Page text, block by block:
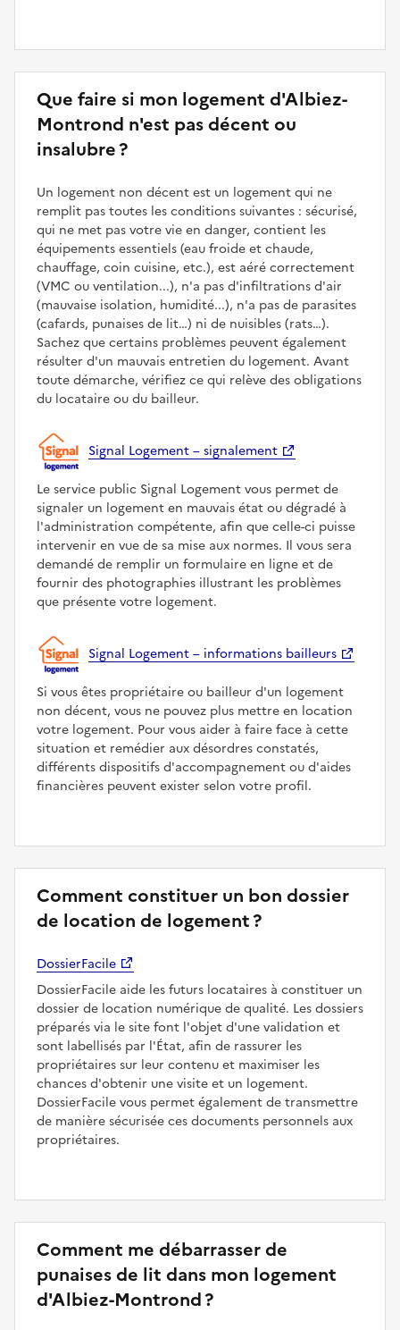
Que faire si mon logement d'Albiez-
Montrond n'est pas décent ou
insalubre ?
Un logement non décent est un logement qui ne
remplit pas toutes les conditions suivantes : sécurisé,
qui ne met pas votre vie en danger, contient les
équipements essentiels (eau froide et chaude,
chauffage, coin cuisine, etc.), est aéré correctement
(VMC ou ventilation...), n'a pas d'infiltrations d'air
(mauvaise isolation, humidité...), n'a pas de parasites
(cafards, punaises de lit…) ni de nuisibles (rats…).
Sachez que certains problèmes peuvent également
résulter d'un mauvais entretien du logement. Avant
toute démarche, vérifiez ce qui relève des obligations
du locataire ou du bailleur.
Signal Logement – signalement
Le service public Signal Logement vous permet de
signaler un logement en mauvais état ou dégradé à
l'administration compétente, afin que celle-ci puisse
intervenir en vue de sa mise aux normes. Il vous sera
demandé de remplir un formulaire en ligne et de
fournir des photographies illustrant les problèmes
que présente votre logement.
Signal Logement – informations bailleurs
Si vous êtes propriétaire ou bailleur d'un logement
non décent, vous ne pouvez plus mettre en location
votre logement. Pour vous aider à faire face à cette
situation et remédier aux désordres constatés,
différents dispositifs d'accompagnement ou d'aides
financières peuvent exister selon votre profil.
Comment constituer un bon dossier
de location de logement ?
DossierFacile
DossierFacile aide les futurs locataires à constituer un
dossier de location numérique de qualité. Les dossiers
préparés via le site font l'objet d'une validation et
sont labellisés par l'État, afin de rassurer les
propriétaires sur leur contenu et maximiser les
chances d'obtenir une visite et un logement.
DossierFacile vous permet également de transmettre
de manière sécurisée ces documents personnels aux
propriétaires.
Comment me débarrasser de
punaises de lit dans mon logement
d'Albiez-Montrond ?